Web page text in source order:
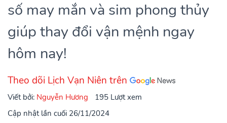
số may mắn và sim phong thủy
giúp thay đổi vận mệnh ngay
hôm nay!
Theo dõi Lịch Vạn Niên trên
Viết bởi: Nguyễn Hương
195 Lượt xem
Cập nhật lần cuối 26/11/2024